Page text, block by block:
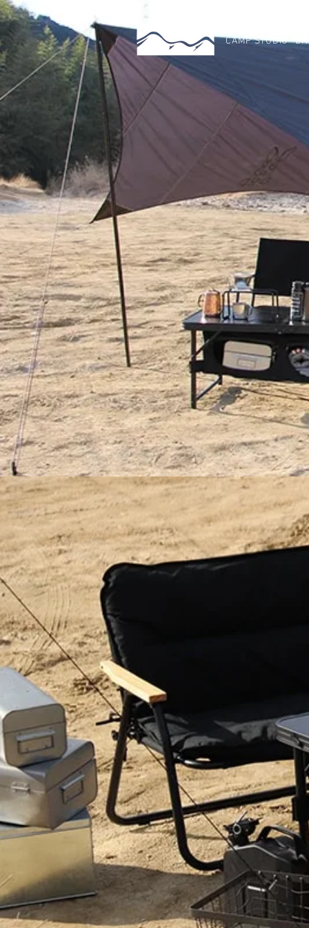
CAMP STUDIO